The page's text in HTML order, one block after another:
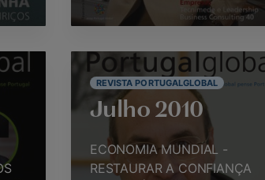
REVISTA PORTUGALGLOBAL
Julho 2010
ECONOMIA MUNDIAL -
RESTAURAR A CONFIANÇA